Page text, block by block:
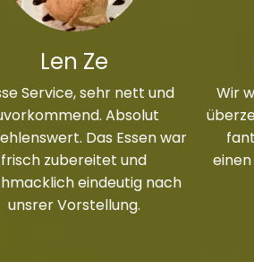
Len Ze
Service, sehr nett und
Absolut
Das Essen war
frisch zubereitet und
eindeutig nach
unsrer Vorstellung.
Wir